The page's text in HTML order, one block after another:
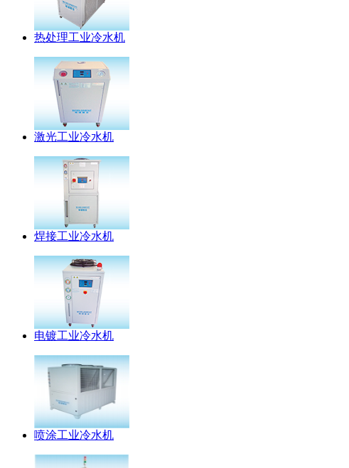
热处理工业冷水机
激光工业冷水机
焊接工业冷水机
电镀工业冷水机
喷涂工业冷水机